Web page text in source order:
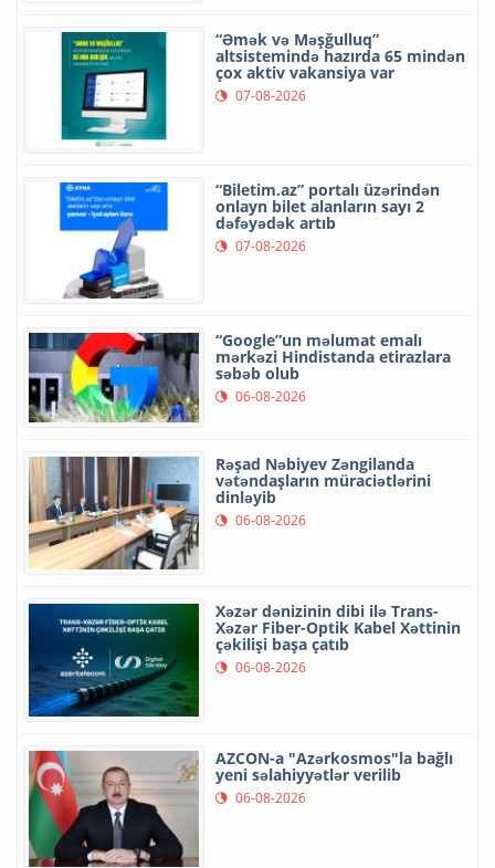
“Əmək və Məşğulluq”
altsistemində hazırda 65 mindən
çox aktiv vakansiya var
07-08-2026
“Biletim.az” portalı üzərindən
onlayn bilet alanların sayı 2
dəfəyədək artıb
07-08-2026
“Google”un məlumat emalı
mərkəzi Hindistanda etirazlara
səbəb olub
06-08-2026
Rəşad Nəbiyev Zəngilanda
vətəndaşların müraciətlərini
dinləyib
06-08-2026
Xəzər dənizinin dibi ilə Trans-
Xəzər Fiber-Optik Kabel Xəttinin
çəkilişi başa çatıb
06-08-2026
AZCON-a "Azərkosmos"la bağlı
yeni səlahiyyətlər verilib
06-08-2026